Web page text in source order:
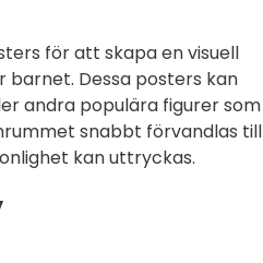
för att skapa en visuell
Dessa posters kan
andra populära figurer som
snabbt förvandlas till
kan uttryckas.